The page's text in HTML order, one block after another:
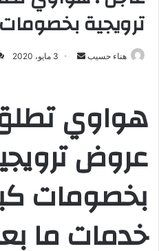
ترويجية
هناء حسيب
ب
ر
د
إ
ك
3 مايو، 2020
هواوي
عروض
بخصومات
خدمات ما